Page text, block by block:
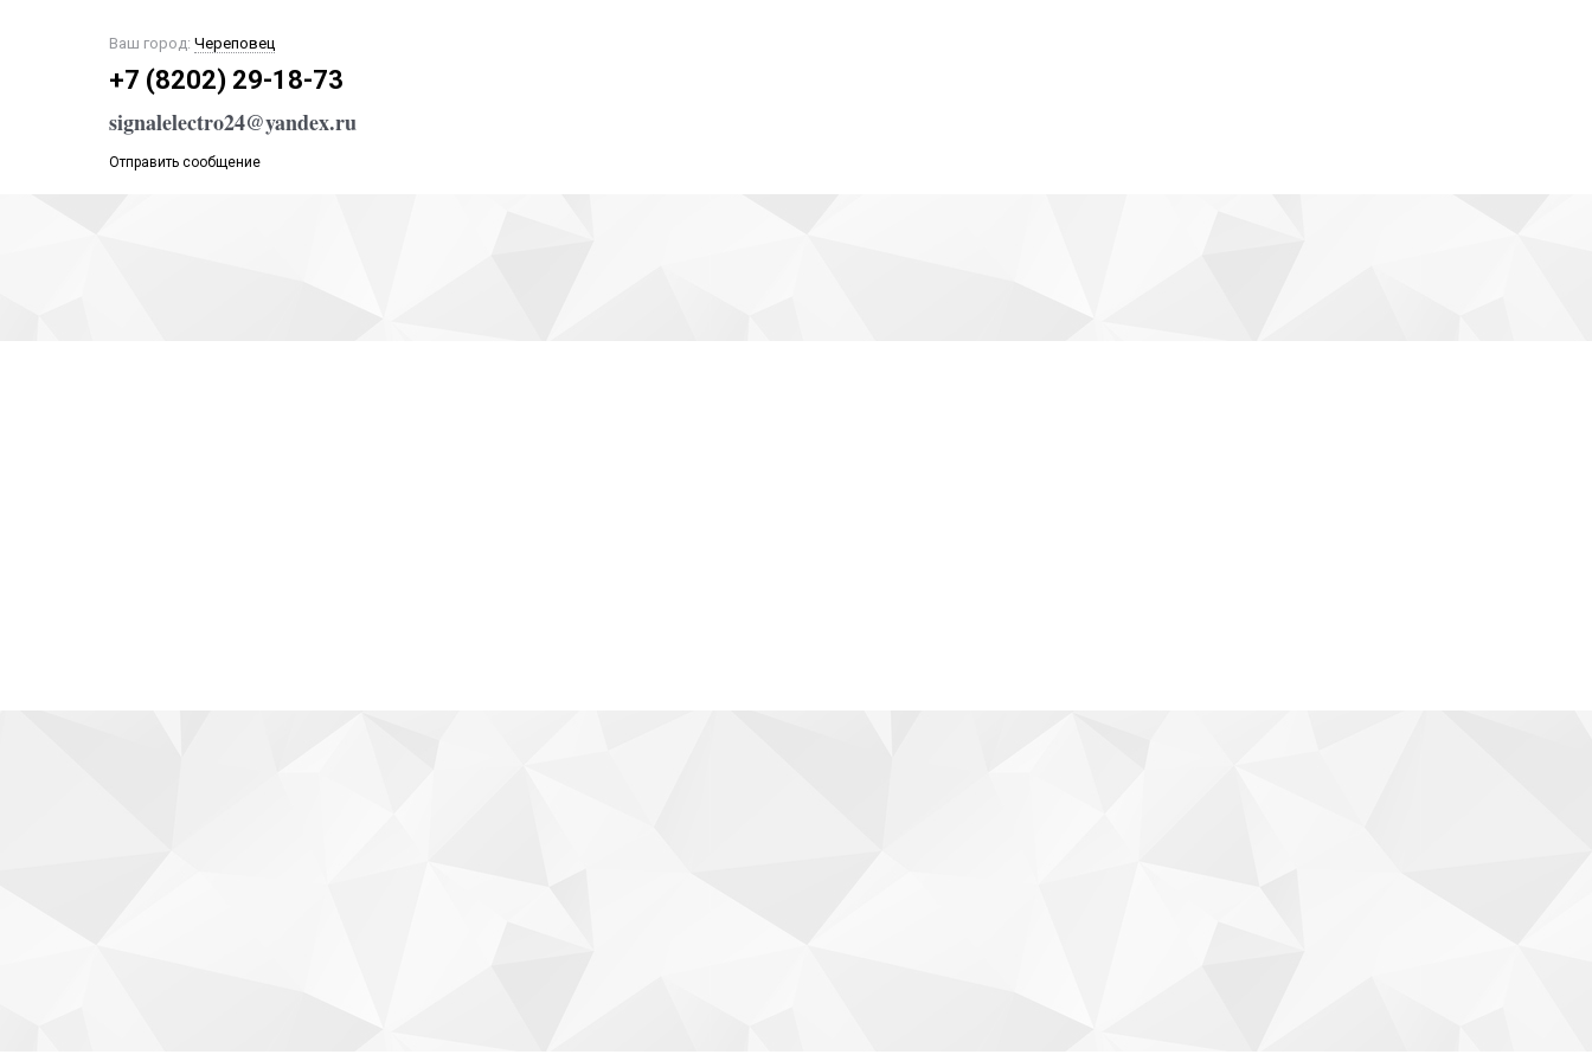
Ваш город: Череповец
+7 (8202) 29-18-73
signalelectro24@yandex.ru
Отправить сообщение